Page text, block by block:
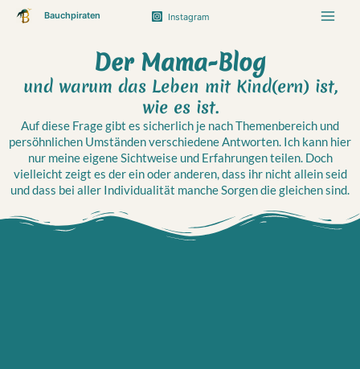
Zum
Inhalt
Bauchpiraten Instagram
Der Mama-Blog
und warum das Leben mit Kind(ern) ist,
wie es ist.
Auf diese Frage gibt es sicherlich je nach Themenbereich und
persöhnlichen Umständen verschiedene Antworten. Ich kann hier
nur meine eigene Sichtweise und Erfahrungen teilen. Doch
vielleicht zeigt es der ein oder anderen, dass ihr nicht allein seid
und dass bei aller Individualität manche Sorgen die gleichen sind.